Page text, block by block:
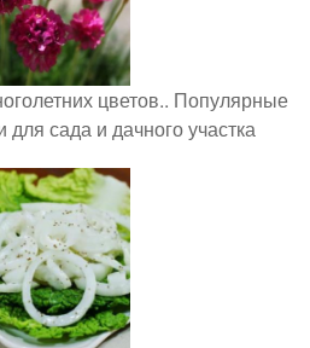
цветов.. Популярные
для сада и дачного участка